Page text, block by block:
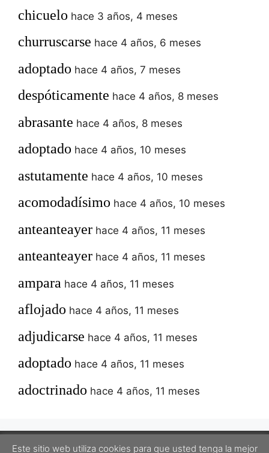
chicuelo hace 3 años, 4 meses
churruscarse hace 4 años, 6 meses
adoptado hace 4 años, 7 meses
despóticamente hace 4 años, 8 meses
abrasante hace 4 años, 8 meses
adoptado hace 4 años, 10 meses
astutamente hace 4 años, 10 meses
acomodadísimo hace 4 años, 10 meses
anteanteayer hace 4 años, 11 meses
anteanteayer hace 4 años, 11 meses
ampara hace 4 años, 11 meses
aflojado hace 4 años, 11 meses
adjudicarse hace 4 años, 11 meses
adoptado hace 4 años, 11 meses
adoctrinado hace 4 años, 11 meses
Este sitio web utiliza cookies para que usted tenga la mejor